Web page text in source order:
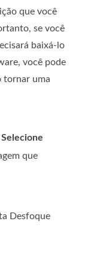
que você
se você
baixá-lo
você pode
tornar uma
Selecione
que
Desfoque